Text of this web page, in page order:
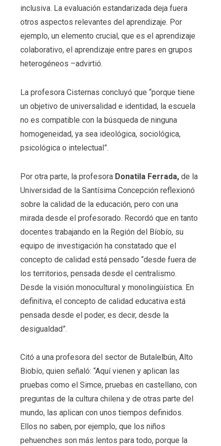
inclusiva. La evaluación estandarizada deja fuera
otros aspectos relevantes del aprendizaje. Por
ejemplo, un elemento crucial, que es el aprendizaje
colaborativo, el aprendizaje entre pares en grupos
heterogéneos –advirtió.
La profesora Cisternas concluyó que “porque tiene
un objetivo de universalidad e identidad, la escuela
no es compatible con la búsqueda de ninguna
homogeneidad, ya sea ideológica, sociológica,
psicológica o intelectual”.
Por otra parte, la profesora Donatila Ferrada,de la
Universidad de la Santísima Concepción reflexionó
sobre la calidad de la educación, pero con una
mirada desde el profesorado. Recordó que en tanto
docentes trabajando en la Región del Bíobío, su
equipo de investigación ha constatado que el
concepto de calidad está pensado “desde fuera de
los territorios, pensada desde el centralismo.
Desde la visión monocultural y monolingüística. En
definitiva, el concepto de calidad educativa está
pensada desde el poder, es decir, desde la
desigualdad”.
Citó a una profesora del sector de Butalelbún, Alto
Biobío, quien señaló: “Aquí vienen y aplican las
pruebas como el Simce, pruebas en castellano, con
preguntas de la cultura chilena y de otras parte del
mundo, las aplican con unos tiempos definidos.
Ellos no saben, por ejemplo, que los niños
pehuenches son más lentos para todo, porque la